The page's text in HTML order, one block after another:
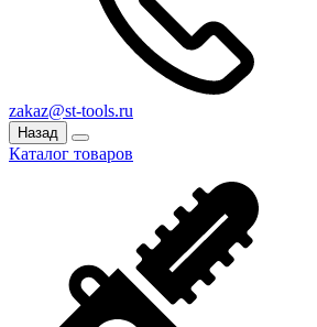
zakaz@st-tools.ru
Назад
Каталог товаров